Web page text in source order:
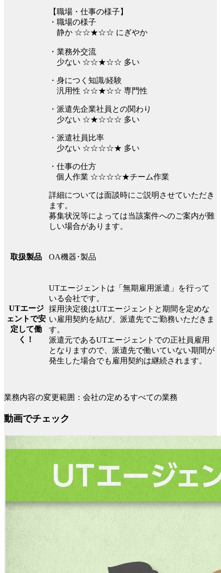
【職場・仕事の様子】
・職場の様子
静か ☆☆★☆☆ にぎやか
・業務外交流
少ない ☆☆★☆☆ 多い
・身につく知識/経験
汎用性 ☆☆★☆☆ 専門性
・派遣先企業社員との関わり
少ない ☆★☆☆☆ 多い
・派遣社員比率
少ない ☆☆☆☆★ 多い
・仕事の仕方
個人作業 ☆☆☆☆★チーム作業
詳細については面談時にご説明させていただき
ます。
募集状況等によっては当該案件へのご案内が難
しい場合があります。
取扱製品 OA機器･製品
UTエージ
ェントで安
定して働
く！
UTエージェントは「無期雇用派遣」を行って
いる会社です。
採用決定後はUTエージェントと期間を定めな
い雇用契約を結び、派遣先でご勤務いただきま
す。
派遣元であるUTエージェントでの正社員雇用
となりますので、派遣先で働いていない期間が
発生した場合でも雇用契約は継続されます。
業務内容の変更範囲：会社の定めるすべての業務
動画でチェック